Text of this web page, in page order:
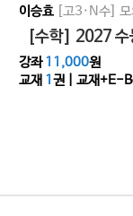
이승효 [고3·N수]
[수학] 2027
강좌11,000원
교재 1 권 | 교재+E-